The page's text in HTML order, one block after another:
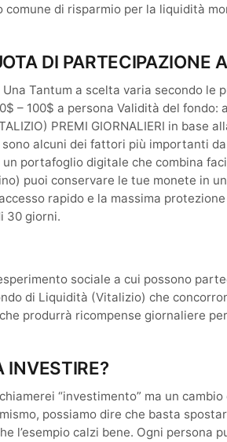
comune di risparmio per la liquidità
DI PARTECIPAZIONE
Tantum a scelta varia secondo le
– 100$ a persona Validità del fondo:
PREMI GIORNALIERI in base
alcuni dei fattori più importanti
portafoglio digitale che combina
puoi conservare le tue monete in
rapido e la massima
30 giorni.
sociale a cui possono
di Liquidità (Vitalizio) che
produrrà ricompense giornaliere
INVESTIRE?
“investimento” ma un
possiamo dire che basta
l’esempio calzi bene. Ogni persona